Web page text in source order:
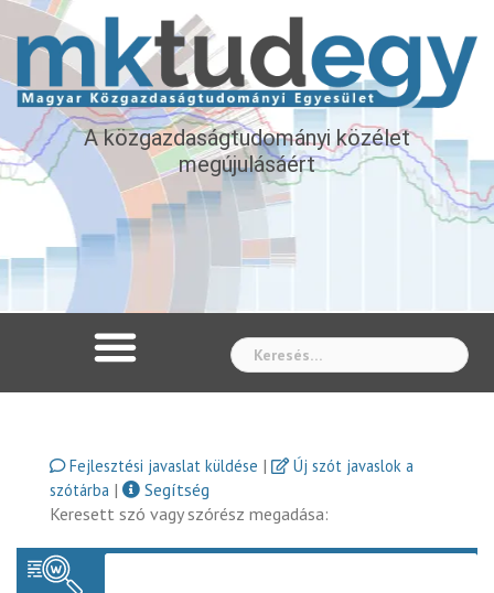
A közgazdaságtudományi közélet
megújulásáért
Fejlesztési javaslat küldése |
Új szót javaslok a
szótárba |
Segítség
Keresett szó vagy szórész megadása: